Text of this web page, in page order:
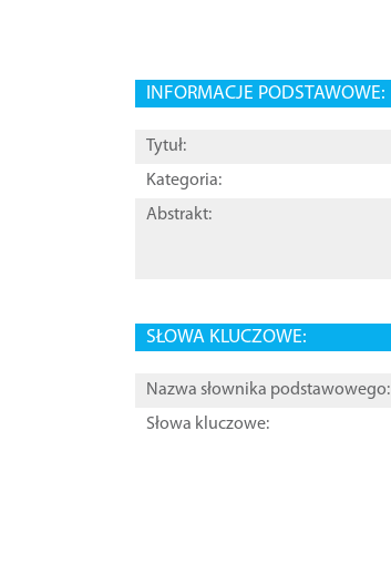
INFORMACJE PODSTAWOWE:
Tytuł:
Kategoria:
Abstrakt:
SŁOWA KLUCZOWE:
Nazwa słownika podstawowego:
Słowa kluczowe: